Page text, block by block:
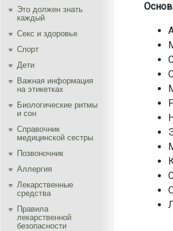
Это должен знать
каждый
Секс и здоровье
Спорт
Дети
Важная информация
на этикетках
Биологические ритмы
и сон
Справочник
медицинской сестры
Позвоночник
Аллергия
Лекарственные
средства
Правила
лекарственной
безопасности